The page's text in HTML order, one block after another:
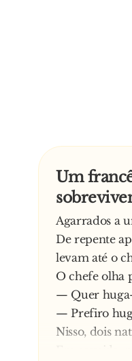
Um
Agarrados a
De repente
levam até o
O chefe olha
— Quer
— Prefiro
Nisso, dois
Em seguida,